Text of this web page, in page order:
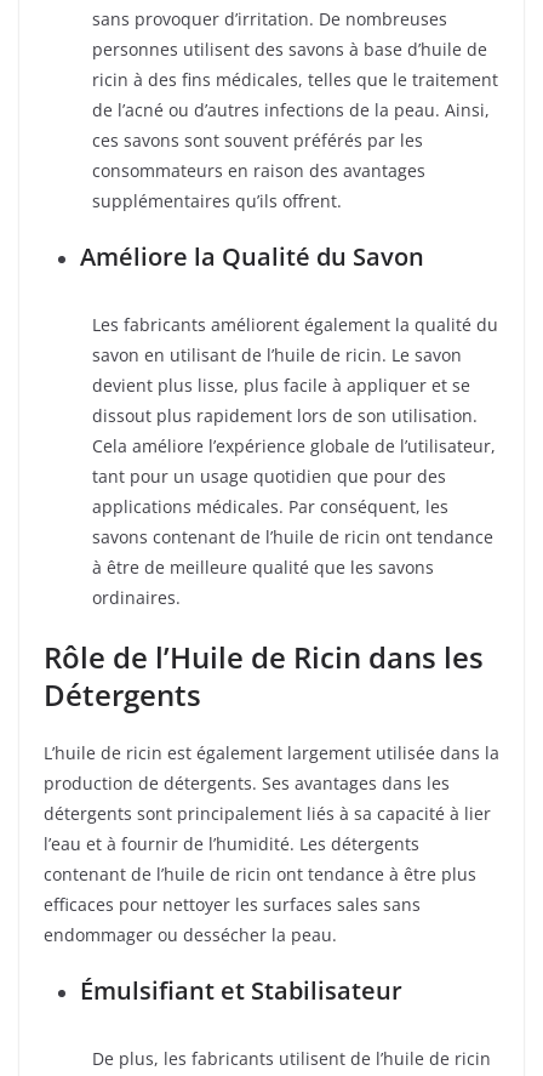
sans provoquer d’irritation. De nombreuses
personnes utilisent des savons à base d’huile de
ricin à des fins médicales, telles que le traitement
de l’acné ou d’autres infections de la peau. Ainsi,
ces savons sont souvent préférés par les
consommateurs en raison des avantages
supplémentaires qu’ils offrent.
Améliore la Qualité du Savon
Les fabricants améliorent également la qualité du
savon en utilisant de l’huile de ricin. Le savon
devient plus lisse, plus facile à appliquer et se
dissout plus rapidement lors de son utilisation.
Cela améliore l’expérience globale de l’utilisateur,
tant pour un usage quotidien que pour des
applications médicales. Par conséquent, les
savons contenant de l’huile de ricin ont tendance
à être de meilleure qualité que les savons
ordinaires.
Rôle de l’Huile de Ricin dans les
Détergents
L’huile de ricin est également largement utilisée dans la
production de détergents. Ses avantages dans les
détergents sont principalement liés à sa capacité à lier
l’eau et à fournir de l’humidité. Les détergents
contenant de l’huile de ricin ont tendance à être plus
efficaces pour nettoyer les surfaces sales sans
endommager ou dessécher la peau.
Émulsifiant et Stabilisateur
De plus, les fabricants utilisent de l’huile de ricin